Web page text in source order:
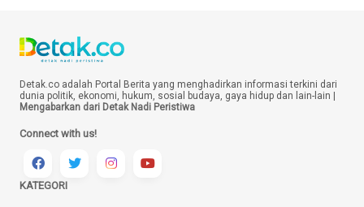
Detak.co adalah Portal Berita yang menghadirkan informasi terkini dari
dunia politik, ekonomi, hukum, sosial budaya, gaya hidup dan lain-lain |
Mengabarkan dari Detak Nadi Peristiwa
Connect with us!
KATEGORI